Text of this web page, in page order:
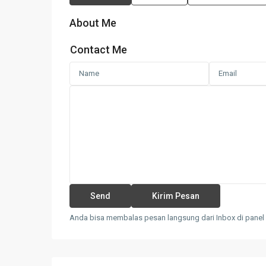
About Me
Contact Me
Anda bisa membalas pesan langsung dari Inbox di panel